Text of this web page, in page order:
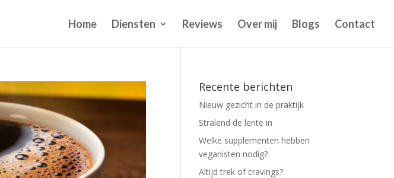
Home Diensten Reviews Over mij Blogs Contact
Recente berichten
Nieuw gezicht in de praktijk
Stralend de lente in
Welke supplementen hebben
veganisten nodig?
Altijd trek of cravings?